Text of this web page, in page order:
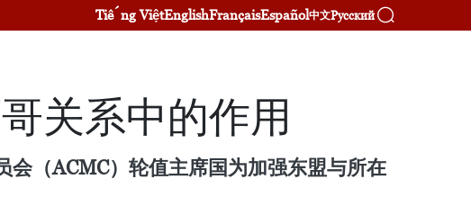
Tiếng ViệtEnglishFrançaisEspañol中文Русский
关系中的作用
（ACMC）轮值主席国为加强东盟与所在